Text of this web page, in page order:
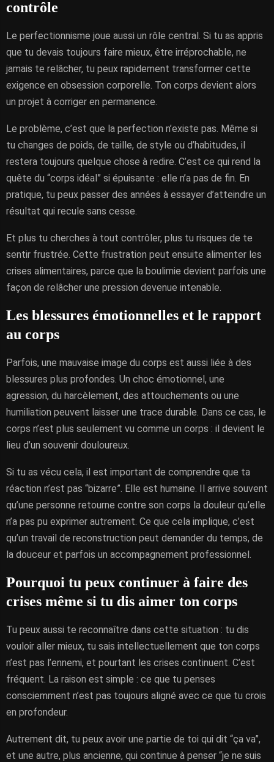
contrôle
Le perfectionnisme joue aussi un rôle central. Si tu as appris
que tu devais toujours faire mieux, être irréprochable, ne
jamais te relâcher, tu peux rapidement transformer cette
exigence en obsession corporelle. Ton corps devient alors
un projet à corriger en permanence.
Le problème, c’est que la perfection n’existe pas. Même si
tu changes de poids, de taille, de style ou d’habitudes, il
restera toujours quelque chose à redire. C’est ce qui rend la
quête du “corps idéal” si épuisante : elle n’a pas de fin. En
pratique, tu peux passer des années à essayer d’atteindre un
résultat qui recule sans cesse.
Et plus tu cherches à tout contrôler, plus tu risques de te
sentir frustrée. Cette frustration peut ensuite alimenter les
crises alimentaires, parce que la boulimie devient parfois une
façon de relâcher une pression devenue intenable.
Les blessures émotionnelles et le rapport
au corps
Parfois, une mauvaise image du corps est aussi liée à des
blessures plus profondes. Un choc émotionnel, une
agression, du harcèlement, des attouchements ou une
humiliation peuvent laisser une trace durable. Dans ce cas, le
corps n’est plus seulement vu comme un corps : il devient le
lieu d’un souvenir douloureux.
Si tu as vécu cela, il est important de comprendre que ta
réaction n’est pas “bizarre”. Elle est humaine. Il arrive souvent
qu’une personne retourne contre son corps la douleur qu’elle
n’a pas pu exprimer autrement. Ce que cela implique, c’est
qu’un travail de reconstruction peut demander du temps, de
la douceur et parfois un accompagnement professionnel.
Pourquoi tu peux continuer à faire des
crises même si tu dis aimer ton corps
Tu peux aussi te reconnaître dans cette situation : tu dis
vouloir aller mieux, tu sais intellectuellement que ton corps
n’est pas l’ennemi, et pourtant les crises continuent. C’est
fréquent. La raison est simple : ce que tu penses
consciemment n’est pas toujours aligné avec ce que tu crois
en profondeur.
Autrement dit, tu peux avoir une partie de toi qui dit “ça va”,
et une autre, plus ancienne, qui continue à penser “je ne suis